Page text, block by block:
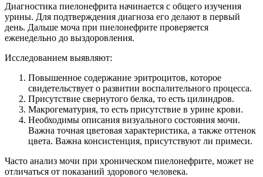
Диагностика пиелонефрита начинается с общего изучения
урины. Для подтверждения диагноза его делают в первый
день. Дальше моча при пиелонефрите проверяется
еженедельно до выздоровления.
Исследованием выявляют:
Повышенное содержание эритроцитов, которое
свидетельствует о развитии воспалительного процесса.
Присутствие свернутого белка, то есть цилиндров.
Макрогематурия, то есть присутствие в урине крови.
Необходимы описания визуального состояния мочи.
Важна точная цветовая характеристика, а также оттенок
цвета. Важна консистенция, присутствуют ли примеси.
Часто анализ мочи при хроническом пиелонефрите, может не
отличаться от показаний здорового человека.